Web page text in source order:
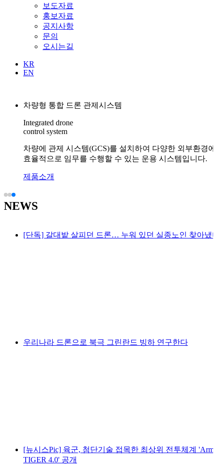
보도자료
홍보자료
공지사항
문의
오시는길
KR
EN
차량형 통합 드론 관제시스템
Integrated drone
control system
차량에 관제 시스템(GCS)를 설치하여 다양한 외부환경
효율적으로 임무를 수행할 수 있는 운용 시스템입니다.
제품소개
NEWS
디지털 혁신한 드론 기술로 다양한 산업 적용
드론 배틀·레이싱…드론봇이 펼치는 전투 현장은?
[단독] 갈대밭 살피던 드론… 누워 있던 실종노인 찾아냈
우리나라 드론으로 북극 그린란드 빙하 연구한다
[뉴시스Pic] 육군, 첨단기술 접목한 최상위 전투체계
TIGER 4.0' 공개